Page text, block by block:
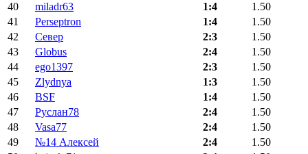
40
miladr63 1:4
1.50
41
Perseptron 1:4
1.50
42
Север 2:3
1.50
43
Globus 2:4
1.50
44
ego1397 2:3
1.50
45
Zlydnya 1:3
1.50
46
BSF 1:4
1.50
47
Руслан78 2:4
1.50
48
Vasa77 2:4
1.50
49
№14 Алексей 2:4
1.50